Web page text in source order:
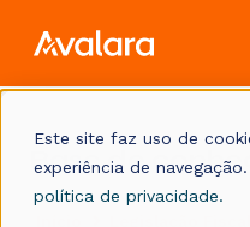
Este site faz uso de
experiência de
política de privacidade.
Base de